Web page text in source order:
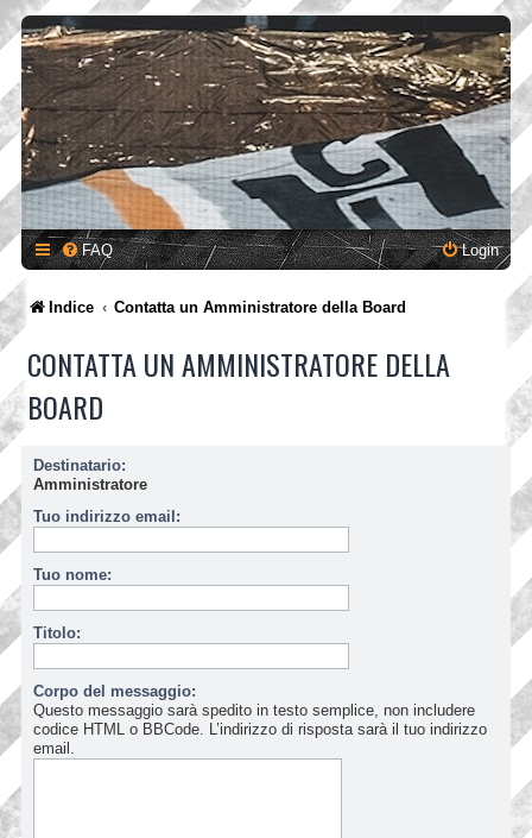
FAQ Login
Indice Contatta un Amministratore della Board
CONTATTA UN AMMINISTRATORE DELLA
BOARD
Destinatario:
Amministratore
Tuo indirizzo email:
Tuo nome:
Titolo:
Corpo del messaggio:
Questo messaggio sarà spedito in testo semplice, non includere
codice HTML o BBCode. L’indirizzo di risposta sarà il tuo indirizzo
email.